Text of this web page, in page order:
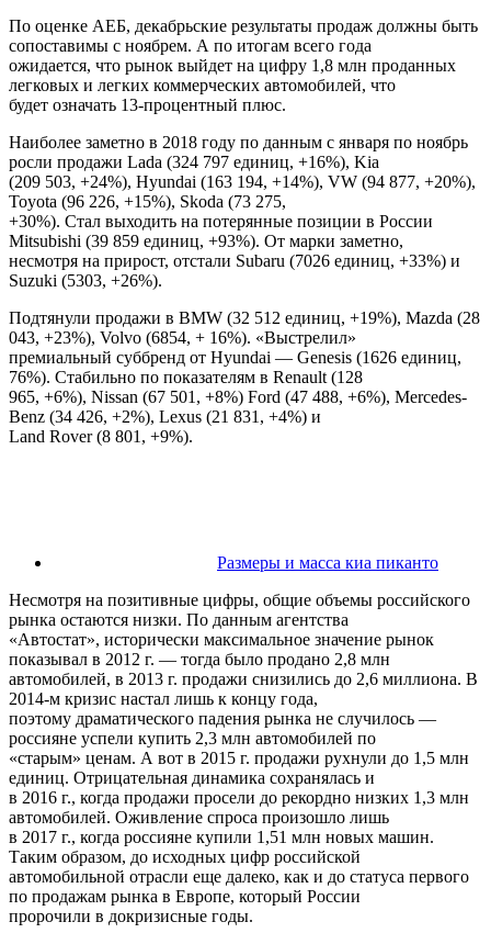
По оценке АЕБ, декабрьские результаты продаж должны быть
сопоставимы с ноябрем. А по итогам всего года
ожидается, что рынок выйдет на цифру 1,8 млн проданных
легковых и легких коммерческих автомобилей, что
будет означать 13-процентный плюс.
Наиболее заметно в 2018 году по данным с января по ноябрь
росли продажи Lada (324 797 единиц, +16%), Kia
(209 503, +24%), Hyundai (163 194, +14%), VW (94 877, +20%),
Toyota (96 226, +15%), Skoda (73 275,
+30%). Стал выходить на потерянные позиции в России
Mitsubishi (39 859 единиц, +93%). От марки заметно,
несмотря на прирост, отстали Subaru (7026 единиц, +33%) и
Suzuki (5303, +26%).
Подтянули продажи в BMW (32 512 единиц, +19%), Mazda (28
043, +23%), Volvo (6854, + 16%). «Выстрелил»
премиальный суббренд от Hyundai — Genesis (1626 единиц,
76%). Стабильно по показателям в Renault (128
965, +6%), Nissan (67 501, +8%) Ford (47 488, +6%), Mercedes-
Benz (34 426, +2%), Lexus (21 831, +4%) и
Land Rover (8 801, +9%).
Размеры и масса киа пиканто
Несмотря на позитивные цифры, общие объемы российского
рынка остаются низки. По данным агентства
«Автостат», исторически максимальное значение рынок
показывал в 2012 г. — тогда было продано 2,8 млн
автомобилей, в 2013 г. продажи снизились до 2,6 миллиона. В
2014-м кризис настал лишь к концу года,
поэтому драматического падения рынка не случилось —
россияне успели купить 2,3 млн автомобилей по
«старым» ценам. А вот в 2015 г. продажи рухнули до 1,5 млн
единиц. Отрицательная динамика сохранялась и
в 2016 г., когда продажи просели до рекордно низких 1,3 млн
автомобилей. Оживление спроса произошло лишь
в 2017 г., когда россияне купили 1,51 млн новых машин.
Таким образом, до исходных цифр российской
автомобильной отрасли еще далеко, как и до статуса первого
по продажам рынка в Европе, который России
пророчили в докризисные годы.